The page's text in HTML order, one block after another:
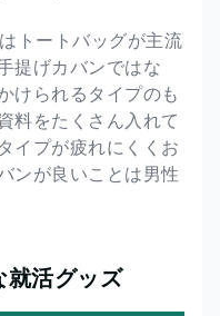
トートバッグが主流
提げカバンではな
けられるタイプのも
料をたくさん入れて
イプが疲れにくくお
ンが良いことは男性
就活グッズ